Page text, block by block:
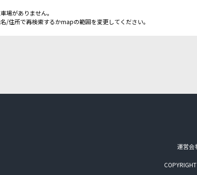
場がありません。
/住所で再検索するかmapの範囲を変更してください。
運営会